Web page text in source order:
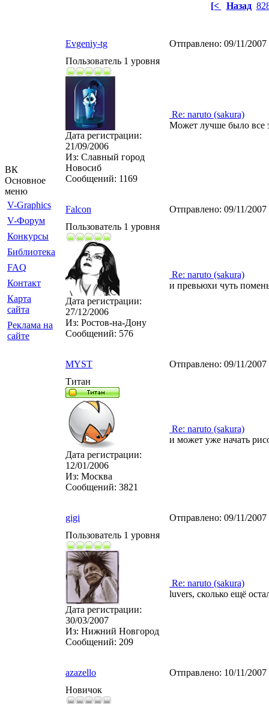
ВК
Основное
меню
V-Graphics
V-Форум
Конкурсы
Библиотека
FAQ
Контакт
Карта
сайта
Реклама на
сайте
[< Назад
Evgeniy-tg Отправлено: 09/11/
Пользователь 1 уровня
Дата регистрации:
21/09/2006
Из: Славный город
Новосиб
Сообщений: 1169
Re: naruto (sakura)
Может лучше было все
Falcon Отправлено: 09/11/
Пользователь 1 уровня
Дата регистрации:
27/12/2006
Из: Ростов-на-Дону
Сообщений: 576
Re: naruto (sakura)
и превьюхи чуть
MYST Отправлено: 09/11/
Титан
Дата регистрации:
12/01/2006
Из: Москва
Сообщений: 3821
Re: naruto (sakura)
и может уже начать
gigi Отправлено: 09/11/
Пользователь 1 уровня
Дата регистрации:
30/03/2007
Из: Нижний Новгород
Сообщений: 209
Re: naruto (sakura)
luvers, сколько ещё
azazello Отправлено: 10/11/
Новичок